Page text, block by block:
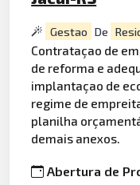
Gestao De
Contrataçao de
de reforma e
implantaçao de
regime de
planilha
demais anexos.
Abertura de